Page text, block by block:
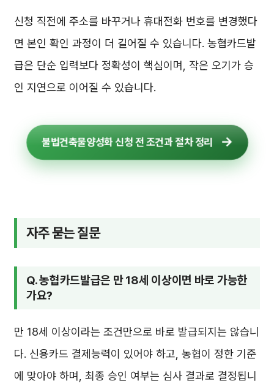
신청 직전에 주소를 바꾸거나 휴대전화 번호를 변경했다
면 본인 확인 과정이 더 길어질 수 있습니다. 농협카드발
급은 단순 입력보다 정확성이 핵심이며, 작은 오기가 승
인 지연으로 이어질 수 있습니다.
불법건축물양성화 신청 전 조건과 절차 정리
자주 묻는 질문
Q. 농협카드발급은 만 18세 이상이면 바로 가능한
가요?
만 18세 이상이라는 조건만으로 바로 발급되지는 않습니
다. 신용카드 결제능력이 있어야 하고, 농협이 정한 기준
에 맞아야 하며, 최종 승인 여부는 심사 결과로 결정됩니